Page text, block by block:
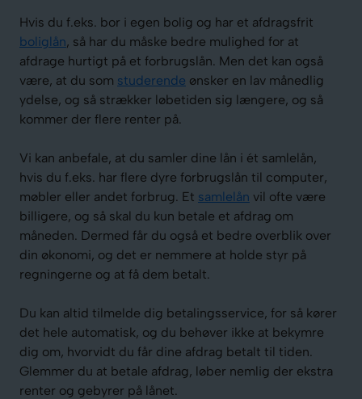
Hvis du f.eks. bor i egen bolig og har et afdragsfrit
boliglån, så har du måske bedre mulighed for at
afdrage hurtigt på et forbrugslån. Men det kan også
være, at du som studerende ønsker en lav månedlig
ydelse, og så strækker løbetiden sig længere, og så
kommer der flere renter på.
Vi kan anbefale, at du samler dine lån i ét samlelån,
hvis du f.eks. har flere dyre forbrugslån til computer,
møbler eller andet forbrug. Et samlelån vil ofte være
billigere, og så skal du kun betale et afdrag om
måneden. Dermed får du også et bedre overblik over
din økonomi, og det er nemmere at holde styr på
regningerne og at få dem betalt.
Du kan altid tilmelde dig betalingsservice, for så kører
det hele automatisk, og du behøver ikke at bekymre
dig om, hvorvidt du får dine afdrag betalt til tiden.
Glemmer du at betale afdrag, løber nemlig der ekstra
renter og gebyrer på lånet.